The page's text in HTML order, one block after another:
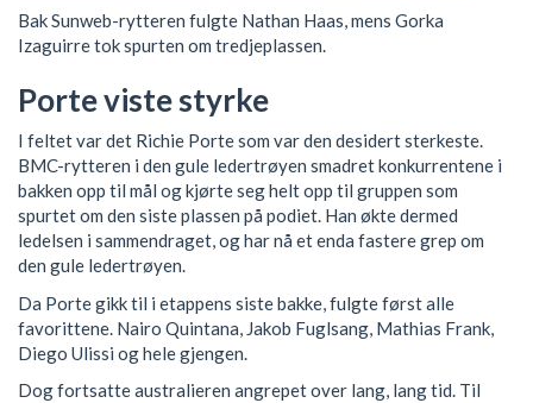
Bak Sunweb-rytteren fulgte Nathan Haas, mens Gorka
Izaguirre tok spurten om tredjeplassen.
Porte viste styrke
I feltet var det Richie Porte som var den desidert sterkeste.
BMC-rytteren i den gule ledertrøyen smadret konkurrentene i
bakken opp til mål og kjørte seg helt opp til gruppen som
spurtet om den siste plassen på podiet. Han økte dermed
ledelsen i sammendraget, og har nå et enda fastere grep om
den gule ledertrøyen.
Da Porte gikk til i etappens siste bakke, fulgte først alle
favorittene. Nairo Quintana, Jakob Fuglsang, Mathias Frank,
Diego Ulissi og hele gjengen.
Dog fortsatte australieren angrepet over lang, lang tid. Til